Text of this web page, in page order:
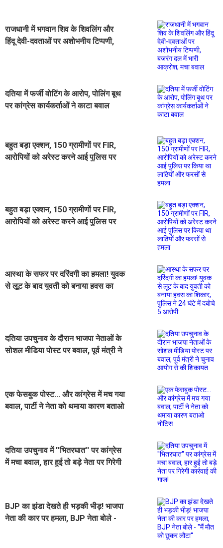
राजधानी में भगवान शिव के शिवलिंग और
हिंदू देवी-दवताओं पर अशोभनीय टिप्पणी,
दतिया में फर्जी वोटिंग के आरोप, पोलिंग बूथ
पर कांग्रेस कार्यकर्ताओं ने काटा बवाल
बहुत बड़ा एक्शन, 150 ग्रामीणों पर FIR,
आरोपियों को अरेस्ट करने आई पुलिस पर
बहुत बड़ा एक्शन, 150 ग्रामीणों पर FIR,
आरोपियों को अरेस्ट करने आई पुलिस पर
आस्था के सफर पर दरिंदगी का हमला! युवक
से लूट के बाद युवती को बनाया हवस का
दतिया उपचुनाव के दौरान भाजपा नेताओं के
सोशल मीडिया पोस्ट पर बवाल, पूर्व मंत्री ने
एक फेसबुक पोस्ट... और कांग्रेस में मच गया
बवाल, पार्टी ने नेता को थमाया कारण बताओ
दतिया उपचुनाव में ''भितरघात'' पर कांग्रेस
में मचा बवाल, हार हुई तो बड़े नेता पर गिरेगी
BJP का झंडा देखते ही भड़की भीड़! भाजपा
नेता की कार पर हमला, BJP नेता बोले -